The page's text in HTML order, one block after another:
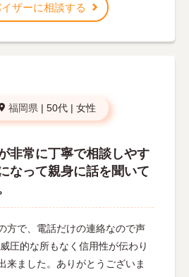
ザーに相談する
福岡県 | 50代 | 女性
非常に丁寧で相談しやす
なって親身に話を聞いて
方で、電話だけの連絡なので声
圧的な所もなく信用性が伝わり
来ました。ありがとうございま